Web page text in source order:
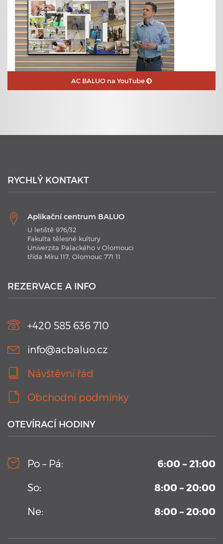
21. 1. 2020
technologií 2020
Kamerový systém v testovacím bazénu Aplikačního
centra BALUO
Vysoko-sekvenční kamerový systém permanentně
umístění v Aplikačním centrum BALUO. Více informací zde
AC BALUO na YouTube
RYCHLÝ KONTAKT
Aplikační centrum BALUO
U letiště 976/32
Fakulta tělesné kultury
Univerzita Palackého v Olomouci
třída Míru 117, Olomouc 771 11
REZERVACE A INFO
+420 585 636 710
info@acbaluo.cz
Návštěvní řád
Obchodní podmínky
OTEVÍRACÍ HODINY
Po – Pá:
6:00 – 21:00
So:
8:00 – 20:00
Ne:
8:00 – 20:00